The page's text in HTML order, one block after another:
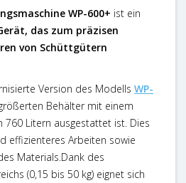
WP-600+ ist ein
das zum präzisen
von Schüttgütern
Version des Modells WP-
Behälter mit einem
760 Litern ausgestattet ist. Dies
effizienteres Arbeiten sowie
Materials. Dank des
(0,15 bis 50 kg) eignet sich